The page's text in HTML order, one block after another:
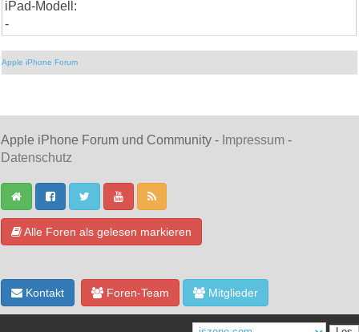
iPad-Modell:
-
Apple iPhone Forum
Apple iPhone Forum und Community - Impressum -
Datenschutz
Alle Foren als gelesen markieren
Kontakt Foren-Team Mitglieder